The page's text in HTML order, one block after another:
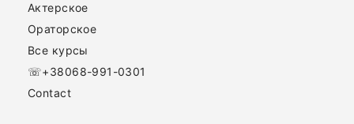
Актерское
Ораторское
Все курсы
☏+38068-991-0301
Contact